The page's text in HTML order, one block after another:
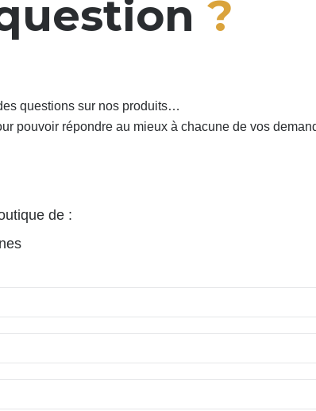
?
questions sur nos produits…
pouvoir répondre au mieux à chacune de vos
de :